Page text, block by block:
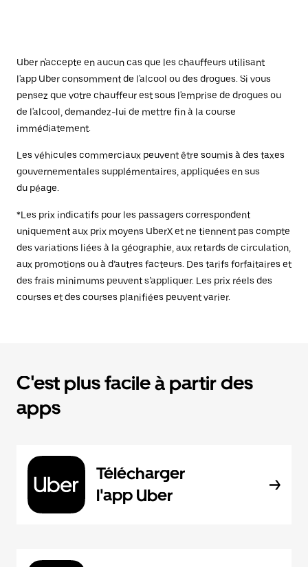
Uber n'accepte en aucun cas que les chauffeurs utilisant
l'app Uber consomment de l'alcool ou des drogues. Si vous
pensez que votre chauffeur est sous l'emprise de drogues ou
de l'alcool, demandez-lui de mettre fin à la course
immédiatement.
Les véhicules commerciaux peuvent être soumis à des taxes
gouvernementales supplémentaires, appliquées en sus
du péage.
*Les prix indicatifs pour les passagers correspondent
uniquement aux prix moyens UberX et ne tiennent pas compte
des variations liées à la géographie, aux retards de circulation,
aux promotions ou à d’autres facteurs. Des tarifs forfaitaires et
des frais minimums peuvent s’appliquer. Les prix réels des
courses et des courses planifiées peuvent varier.
C'est plus facile à partir des
apps
Télécharger
l'app Uber